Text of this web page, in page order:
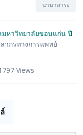
นานาสาระ
มหาวิทยาลัยขอนแก่น ปี
กรทางการแพทย์
Views